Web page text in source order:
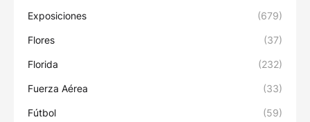
Exposiciones (679)
Flores (37)
Florida (232)
Fuerza Aérea (33)
Fútbol (59)